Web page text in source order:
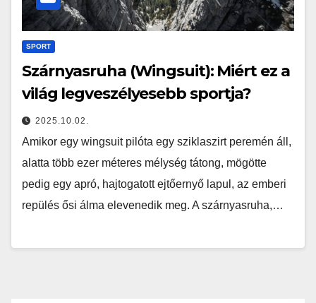
SPORT
Szárnyasruha (Wingsuit): Miért ez a
világ legveszélyesebb sportja?
2025.10.02.
Amikor egy wingsuit pilóta egy sziklaszirt peremén áll,
alatta több ezer méteres mélység tátong, mögötte
pedig egy apró, hajtogatott ejtőernyő lapul, az emberi
repülés ősi álma elevenedik meg. A szárnyasruha,…